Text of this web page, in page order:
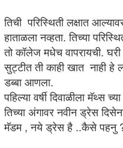
तिची परिस्थिती लक्षात
हाताळला नव्हता. तिच्या
तो कॉलेज मधेच वापरायची. घरी
सुट्टीत ती काही खात नाही हे
डब्बा आणला.
पहिल्या वर्षी दिवाळीला मॅथ्स
तिच्या अंगावर नवीन ड्रेस
मॅडम , नये ड्रेस है ..कैसे पहनु
वसलेले माझे गाव हे गेले कित्येक वर्षे होळी,
कष्टाने भरलेल्या दिवसांपासून विरंगुळा.
गावात हे असेच होते नाही का?
लहानपणी म्हणजे सुमारे १९६० च्या सुमारास
झालो...कोविशील्ड